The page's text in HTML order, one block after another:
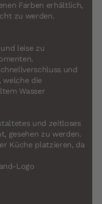
Farben erhältlich,
zu werden.
leise zu
und
welche die
Wasser
und zeitloses
gesehen zu werden.
Küche platzieren, da
Logo